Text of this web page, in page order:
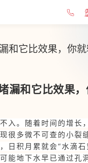
和它比效果，你
漏和它比效果
入。随着时间的增长
很多微不可查的小裂
日积月累就会“水滴石
能地下水早已通过孔